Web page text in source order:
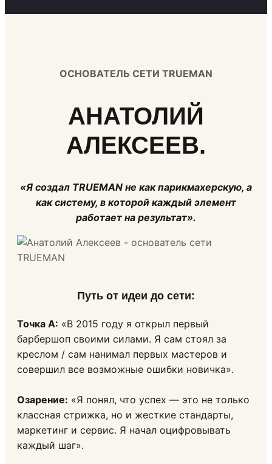
ОСНОВАТЕЛЬ СЕТИ TRUEMAN
АНАТОЛИЙ
АЛЕКСЕЕВ.
«Я создал TRUEMAN не как парикмахерскую, а
как систему, в которой каждый элемент
работает на результат».
Путь от идеи до сети:
Точка А: «В 2015 году я открыл первый
барбершоп своими силами. Я сам стоял за
креслом / сам нанимал первых мастеров и
совершил все возможные ошибки новичка».
Озарение: «Я понял, что успех — это не только
классная стрижка, но и жесткие стандарты,
маркетинг и сервис. Я начал оцифровывать
каждый шаг».